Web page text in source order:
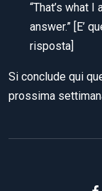
“That’s what
answer.” [E’
risposta]
Si conclude qui
prossima